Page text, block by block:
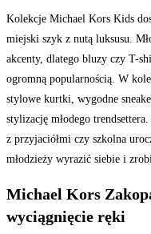
Kolekcje Michael Kors Kids
miejski szyk z nutą luksusu.
akcenty, dlatego bluzy czy T-
ogromną popularnością. W
stylowe kurtki, wygodne
stylizację młodego
z przyjaciółmi czy szkolna
młodzieży wyrazić siebie i
Michael Kors
wyciągnięcie ręki